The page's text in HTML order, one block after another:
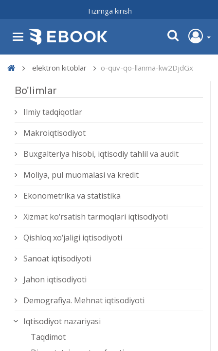
Tizimga kirish
elektron kitoblar o-quv-qo-llanma-kw2DjdGx
Bo'limlar
Ilmiy tadqiqotlar
Makroiqtisodiyot
Buxgalteriya hisobi, iqtisodiy tahlil va audit
Moliya, pul muomalasi va kredit
Ekonometrika va statistika
Xizmat kо‘rsatish tarmoqlari iqtisodiyoti
Qishloq xо‘jaligi iqtisodiyoti
Sanoat iqtisodiyoti
Jahon iqtisodiyoti
Demografiya. Mehnat iqtisodiyoti
Iqtisodiyot nazariyasi
Taqdimot